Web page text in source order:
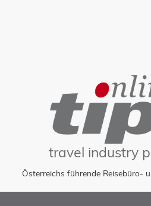
travel industry
Österreichs führende Reisebüro-